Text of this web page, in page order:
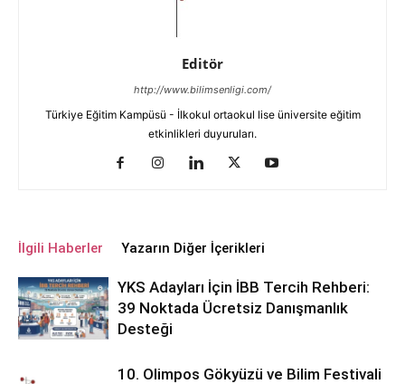
Editör
http://www.bilimsenligi.com/
Türkiye Eğitim Kampüsü - İlkokul ortaokul lise üniversite eğitim
etkinlikleri duyuruları.
İlgili Haberler Yazarın Diğer İçerikleri
YKS Adayları İçin İBB Tercih Rehberi:
39 Noktada Ücretsiz Danışmanlık
Desteği
10. Olimpos Gökyüzü ve Bilim Festivali